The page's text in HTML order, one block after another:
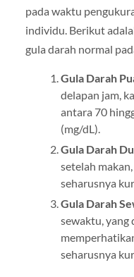
pada waktu
individu. Berikut
gula darah normal
Gula Darah
delapan jam,
antara 70
(mg/dL).
Gula Darah
setelah
seharusnya
Gula Darah
sewaktu, yang
seharusnya